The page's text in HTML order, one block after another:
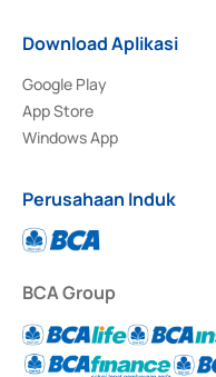
Download Aplikasi
Google Play
App Store
Windows App
Perusahaan Induk
BCA Group